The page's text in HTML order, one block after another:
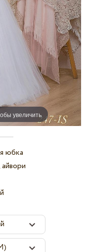
увеличить
юбка